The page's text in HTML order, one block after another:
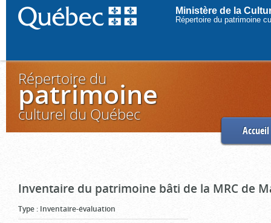
Ministère de la
Répertoire du patrimoine
Répertoire du
patrimoine
culturel du Québec
Accueil
Inventaire du patrimoine bâti de la MRC de
Type : Inventaire-évaluation